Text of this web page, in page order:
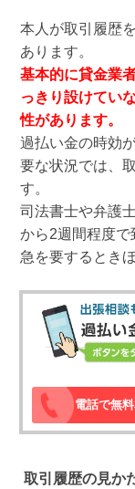
本人が取引履歴
あります。
基本的に貸金業
っきり設けてい
性があります。
過払い金の時効
要な状況では、
す。
司法書士や弁護
から2週間程度で
急を要するとき
電話で無
取引履歴の見か